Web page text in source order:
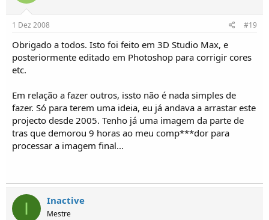
1 Dez 2008 #19
Obrigado a todos. Isto foi feito em 3D Studio Max, e
posteriormente editado em Photoshop para corrigir cores
etc.
Em relação a fazer outros, issto não é nada simples de
fazer. Só para terem uma ideia, eu já andava a arrastar este
projecto desde 2005. Tenho já uma imagem da parte de
tras que demorou 9 horas ao meu comp***dor para
processar a imagem final...
I Inactive
Mestre